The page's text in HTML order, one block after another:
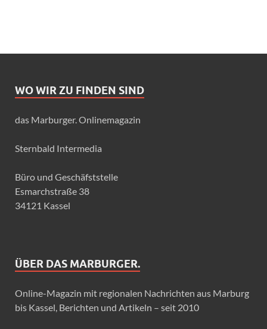
WO WIR ZU FINDEN SIND
das Marburger. Onlinemagazin
Sternbald Intermedia
Büro und Geschäfststelle
Esmarchstraße 38
34121 Kassel
ÜBER DAS MARBURGER.
Online-Magazin mit regionalen Nachrichten aus Marburg
bis Kassel, Berichten und Artikeln – seit 2010